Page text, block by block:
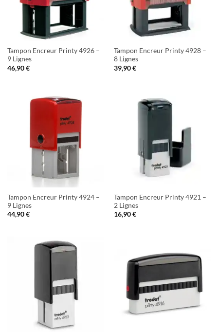
Tampon Encreur Printy 4926 –
9 Lignes
46,90€
Tampon Encreur Printy 4928 –
8 Lignes
39,90€
Tampon Encreur Printy 4924 –
9 Lignes
44,90€
Tampon Encreur Printy 4921 –
2 Lignes
16,90€